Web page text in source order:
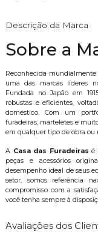
Descrição da Marca
Sobre a
Reconhecida
uma das marcas líderes
Fundada no Japão em
robustas e eficientes,
doméstico. Com um
furadeiras, marteletes e
em qualquer tipo de obra ou
A Casa das Furadeiras é
peças e acessórios
desempenho ideal de seus
setor, somos referência
compromisso com a
você tenha sempre à
Avaliações dos